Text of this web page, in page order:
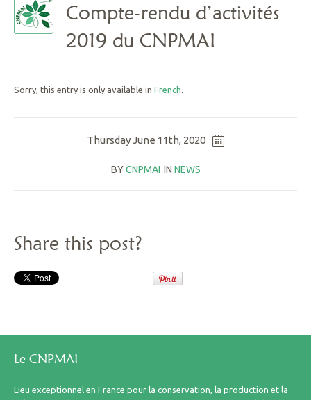
Compte-rendu d’activités
2019 du CNPMAI
Sorry, this entry is only available in French.
Thursday June 11th, 2020
BYCNPMAI IN NEWS
Share this post?
Le CNPMAI
Lieu exceptionnel en France pour la conservation, la production et la